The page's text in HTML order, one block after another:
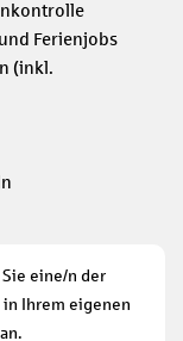
Ferienjobs
(inkl.
eine/n der
Ihrem eigenen